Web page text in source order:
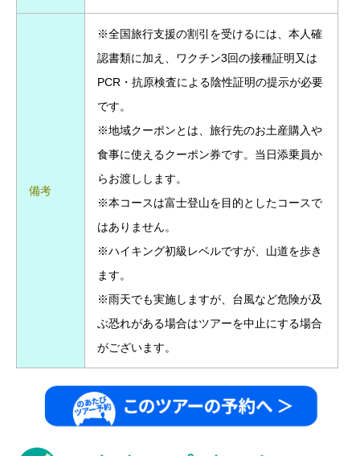
備考
※全国旅行支援の割引を受けるには、本人確
認書類に加え、ワクチン3回の接種証明又は
PCR・抗原検査による陰性証明の提示が必要
です。
※地域クーポンとは、旅行先のお土産購入や
食事に使えるクーポン券です。当日添乗員か
らお渡しします。
※本コースは富士登山を目的としたコースで
はありません。
※ハイキング初級レベルですが、山道を歩き
ます。
※雨天でも実施しますが、台風など危険が及
ぶ恐れがある場合はツアーを中止にする場合
がございます。